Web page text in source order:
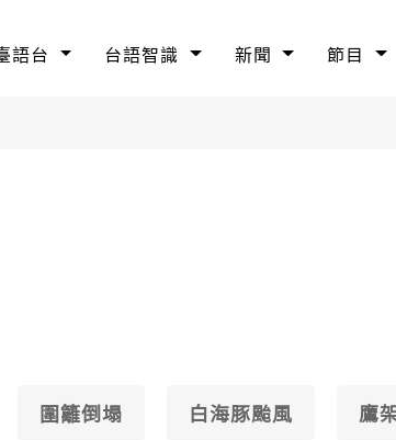
語台 台語智識 新聞 節目
圍籬倒塌 白海豚颱風 鷹